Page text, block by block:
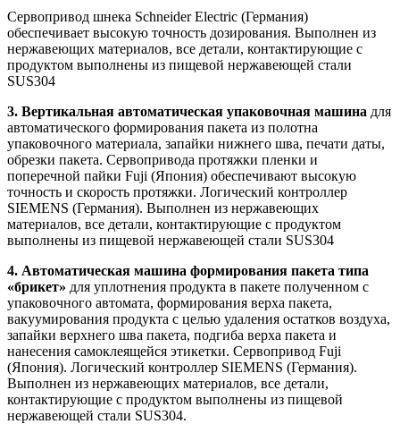
Сервопривод шнека Schneider Electric (Германия)
обеспечивает высокую точность дозирования. Выполнен из
нержавеющих материалов, все детали, контактирующие с
продуктом выполнены из пищевой нержавеющей стали
SUS304
3. Вертикальная автоматическая упаковочная машина для
автоматического формирования пакета из полотна
упаковочного материала, запайки нижнего шва, печати даты,
обрезки пакета. Сервопривода протяжки пленки и
поперечной пайки Fuji (Япония) обеспечивают высокую
точность и скорость протяжки. Логический контроллер
SIEMENS (Германия). Выполнен из нержавеющих
материалов, все детали, контактирующие с продуктом
выполнены из пищевой нержавеющей стали SUS304
4. Автоматическая машина формирования пакета типа
«брикет» для уплотнения продукта в пакете полученном с
упаковочного автомата, формирования верха пакета,
вакуумирования продукта с целью удаления остатков воздуха,
запайки верхнего шва пакета, подгиба верха пакета и
нанесения самоклеящейся этикетки. Сервопривод Fuji
(Япония). Логический контроллер SIEMENS (Германия).
Выполнен из нержавеющих материалов, все детали,
контактирующие с продуктом выполнены из пищевой
нержавеющей стали SUS304.